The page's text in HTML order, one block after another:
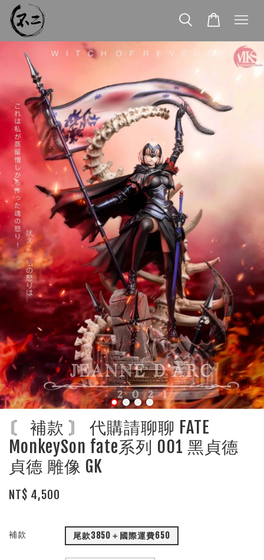
〘 補款 〙 代購請聊聊 FATE
MonkeySon fate系列 001 黑貞德
貞德 雕像 GK
NT$ 4,500
補款 尾款3850＋國際運費650